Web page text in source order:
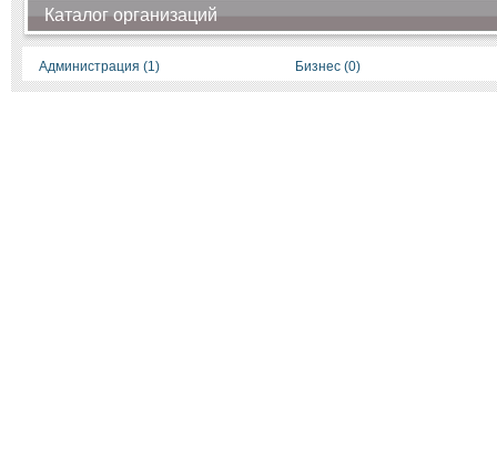
Каталог организаций
Администрация (1) Бизнес (0)